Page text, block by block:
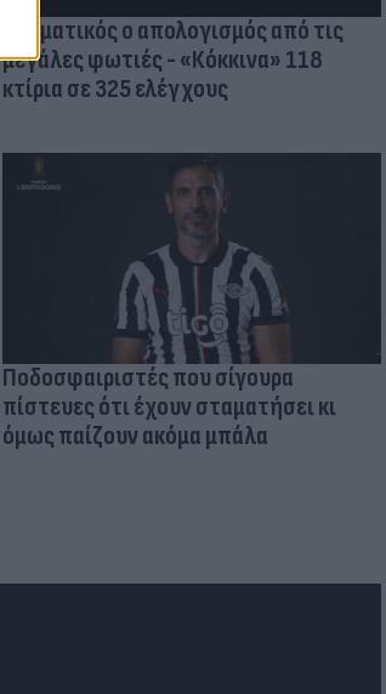
Δραματικός ο απολογισμός από τις
μεγάλες φωτιές - «Κόκκινα» 118
κτίρια σε 325 ελέγχους
Ποδοσφαιριστές που σίγουρα
πίστευες ότι έχουν σταματήσει κι
όμως παίζουν ακόμα μπάλα